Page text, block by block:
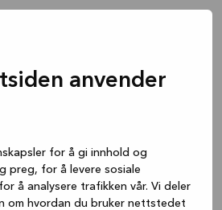
anvender
for å gi innhold og
preg, for å levere sosiale
å analysere trafikken vår. Vi deler
om hvordan du bruker nettstedet